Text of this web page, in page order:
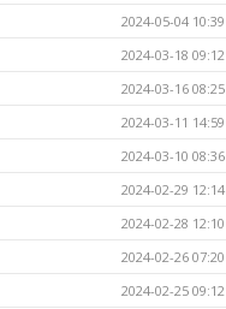
2024-05-04 10:39
2024-03-18 09:12
2024-03-16 08:25
2024-03-11 14:59
2024-03-10 08:36
2024-02-29 12:14
2024-02-28 12:10
2024-02-26 07:20
2024-02-25 09:12